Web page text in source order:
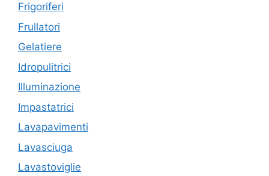
Frigoriferi
Frullatori
Gelatiere
Idropulitrici
Illuminazione
Impastatrici
Lavapavimenti
Lavasciuga
Lavastoviglie